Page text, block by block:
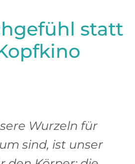
statt
Wurzeln für
sind, ist unser